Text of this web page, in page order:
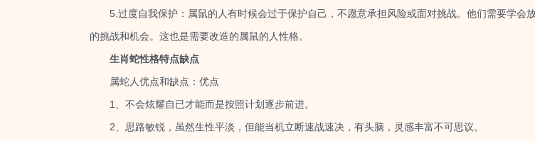
5.过度自我保护：属鼠的人有时候会过于保护自己，不愿意承担风险或面对挑战。他们需要学会
的挑战和机会。这也是需要改造的属鼠的人性格。
生肖蛇性格特点缺点
属蛇人优点和缺点：优点
1、不会炫耀自已才能而是按照计划逐步前进。
2、思路敏锐，虽然生性平淡，但能当机立断速战速决，有头脑，灵感丰富不可思议。